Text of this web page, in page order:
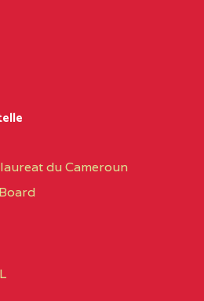
KOUSSERIdu Cameroun